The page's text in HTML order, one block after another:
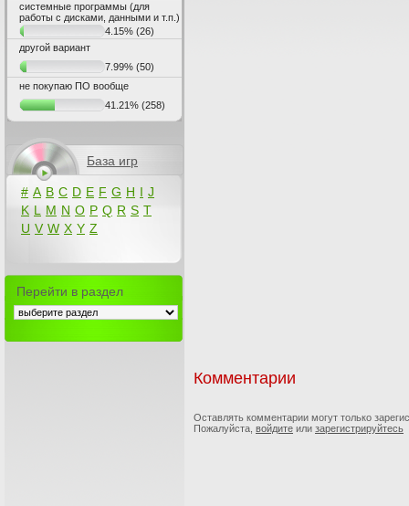
системные программы (для
работы с дисками, данными и т.п.)
4.15% (26)
другой вариант
7.99% (50)
не покупаю ПО вообще
41.21% (258)
База игр
# A B C D E F G H I J
K L M N O P Q R S T
U V W X Y Z
Перейти в раздел
Комментарии
Оставлять комментарии могут только
Пожалуйста, войдите или зарегистрируйтесь